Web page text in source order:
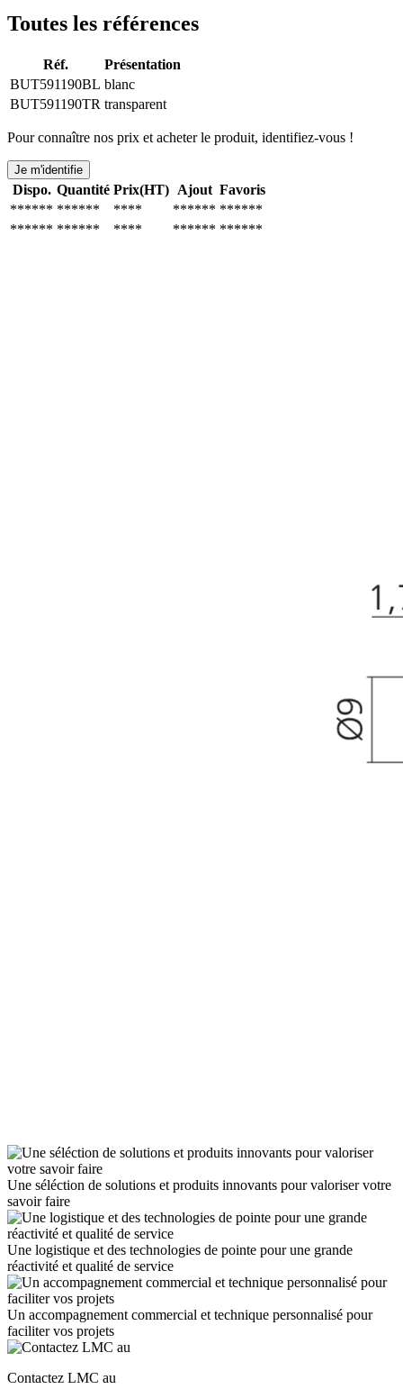
Toutes les références
Réf.
Présentation
BUT591190BL blanc
BUT591190TR transparent
Pour connaître nos prix et acheter le produit, identifiez-vous !
Je m'identifie
Dispo. Quantité Prix(HT) Ajout Favoris
****** ****** **** ****** ******
****** ****** **** ****** ******
Une séléction de solutions et produits innovants pour valoriser votre
savoir faire
Une logistique et des technologies de pointe pour une grande
réactivité et qualité de service
Un accompagnement commercial et technique personnalisé pour
faciliter vos projets
Contactez LMC au